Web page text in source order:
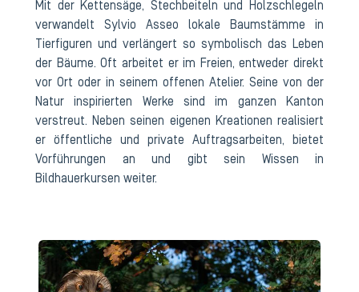
Mit der Kettensäge, Stechbeiteln und Holzschlegeln
verwandelt Sylvio Asseo lokale Baumstämme in
Tierfiguren und verlängert so symbolisch das Leben
der Bäume. Oft arbeitet er im Freien, entweder direkt
vor Ort oder in seinem offenen Atelier. Seine von der
Natur inspirierten Werke sind im ganzen Kanton
verstreut. Neben seinen eigenen Kreationen realisiert
er öffentliche und private Auftragsarbeiten, bietet
Vorführungen an und gibt sein Wissen in
Bildhauerkursen weiter.